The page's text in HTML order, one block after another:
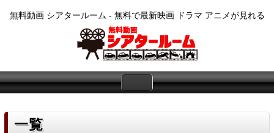
無料動画 シアタールーム - 無料で最新映画 ドラマ アニメが見れる
一覧